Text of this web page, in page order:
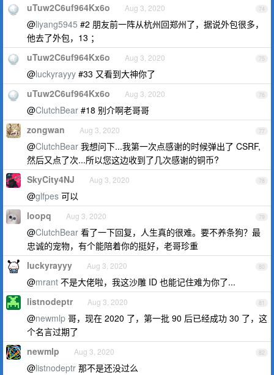
74
uTuw2C6uf964Kx6o Aug 3, 2020
@liyang5945 #2 朋友前一阵从杭州回郑州了，据说外包很多，
他去了外包，13 ；
75
uTuw2C6uf964Kx6o Aug 3, 2020
@luckyrayyy #33 又看到大神你了
76
uTuw2C6uf964Kx6o Aug 3, 2020
@ClutchBear #18 别介啊老哥哥
77
zongwan Aug 3, 2020
@ClutchBear 我想问下...我第一次点感谢的时候弹出了 CSRF,
然后又点了次...所以您这边收到了几次感谢的铜币?
78
SkyCity4NJ Aug 3, 2020
@glfpes 可以
79
loopq Aug 3, 2020
@ClutchBear 看了一下回复，人生真的很难。要不养条狗？最
忠诚的宠物，有个能陪着你的挺好，老哥珍重
80
luckyrayyy Aug 3, 2020
@mrant 不是大佬啦，我这沙雕 ID 也能记住难为你了...
81
listnodeptr Aug 3, 2020
@newmlp 哥，现在 2020 了，第一批 90 后已经成功 30 了，这
个名言过期了
82
newmlp Aug 3, 2020
@listnodeptr 那不是还没过么